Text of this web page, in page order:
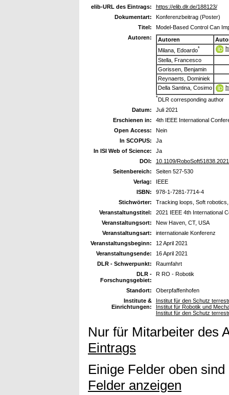
elib-URL des Eintrags:
https://elib.dlr.de/188123/
Dokumentart:
Konferenzbeitrag (Poster)
Titel:
Model-Based Control Can
Autoren:
Autoren
Milana, Edoardo*
Stella, Francesco
Gorissen, Benjamin
Reynaerts, Dominiek
Della Santina, Cosimo
*DLR corresponding author
Datum:
Juli 2021
Erschienen in:
4th IEEE International
Open Access:
Nein
In SCOPUS:
Ja
In ISI Web of Science:
Ja
DOI:
10.1109/
Seitenbereich:
Seiten 527-530
Verlag:
IEEE
ISBN:
978-1-7281-7714-4
Stichwörter:
Tracking loops, Soft
Veranstaltungstitel:
2021 IEEE 4th International
Veranstaltungsort:
New Haven, CT, USA
Veranstaltungsart:
internationale Konferenz
Veranstaltungsbeginn:
12 April 2021
Veranstaltungsende:
16 April 2021
DLR - Schwerpunkt:
Raumfahrt
DLR -
Forschungsgebiet:
R RO - Robotik
Standort:
Oberpfaffenhofen
Institute &
Einrichtungen:
Institut für den Schutz
Institut für Robotik und
Institut für den Schutz
Nur für Mitarbeiter des
Eintrags
Einige Felder oben
Felder anzeigen